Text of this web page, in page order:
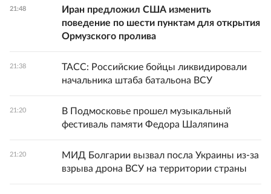
21:48
Иран предложил США изменить
поведение по шести пунктам для открытия
Ормузского пролива
21:38
ТАСС: Российские бойцы ликвидировали
начальника штаба батальона ВСУ
21:20
В Подмосковье прошел музыкальный
фестиваль памяти Федора Шаляпина
21:20
МИД Болгарии вызвал посла Украины из-за
взрыва дрона ВСУ на территории страны